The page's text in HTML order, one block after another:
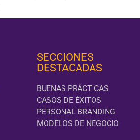
SECCIONES
DESTACADAS
BUENAS PRÁCTICAS
CASOS DE ÉXITOS
PERSONAL BRANDING
MODELOS DE NEGOCIO